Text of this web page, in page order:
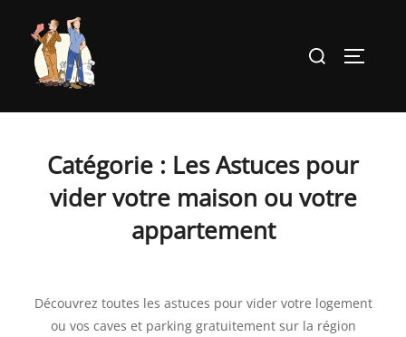
contenu
Rechercher :
Catégorie : Les Astuces pour
vider votre maison ou votre
appartement
Découvrez toutes les astuces pour vider votre logement
ou vos caves et parking gratuitement sur la région